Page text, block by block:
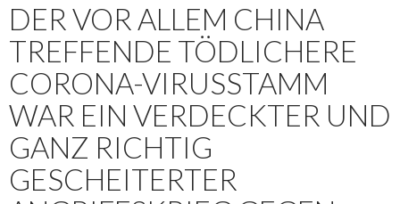
DER VOR ALLEM CHINA
TREFFENDE TÖDLICHERE
CORONA-VIRUSSTAMM
WAR EIN VERDECKTER UND
GANZ RICHTIG
GESCHEITERTER